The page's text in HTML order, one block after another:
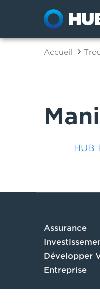
Accueil
HUB
Assurance
Développer
Entreprise